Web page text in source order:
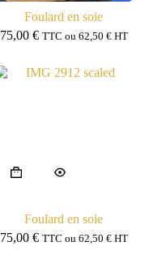
Foulard en soie
75,00 € TTC ou 62,50 €HT
Foulard en soie
75,00 € TTC ou 62,50 €HT